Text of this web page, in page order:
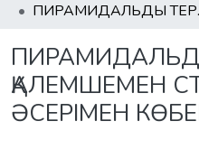
ҚАЛЕМШЕМЕН
ӘСЕРІМЕН